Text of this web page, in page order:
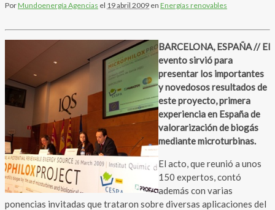
PorMundoenergía Agencias el 19 abril 2009 en Energías renovables
BARCELONA, ESPAÑA // El
evento sirvió para
presentar los importantes
y novedosos resultados de
este proyecto, primera
experiencia en España de
valorarización de biogás
mediante microturbinas.
El acto, que reunió a unos
150 expertos, contó
además con varias
ponencias invitadas que trataron sobre diversas aplicaciones del